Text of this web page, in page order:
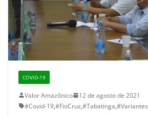
COVID-19
Valor Amazônico
12 de agosto de 2021
#Covid-19,#FioCruz,#Tabatinga,#Variantes